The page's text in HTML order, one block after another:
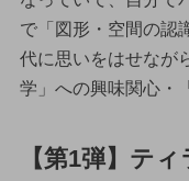
で「図形・空間の認
代に思いをはせなが
学」への興味関心・
【第1弾】テ